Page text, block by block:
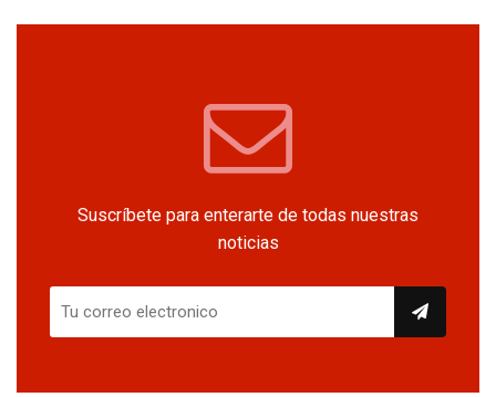
Suscríbete para enterarte de todas nuestras
noticias